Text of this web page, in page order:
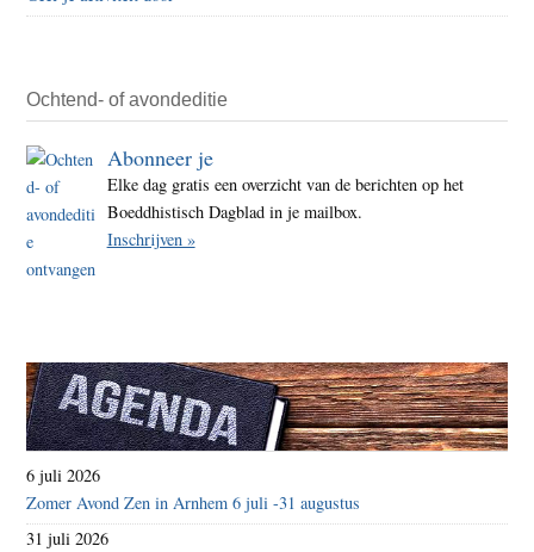
Ochtend- of avondeditie
Abonneer je
Elke dag gratis een overzicht van de berichten op het
Boeddhistisch Dagblad in je mailbox.
Inschrijven »
6 juli 2026
Zomer Avond Zen in Arnhem 6 juli -31 augustus
31 juli 2026